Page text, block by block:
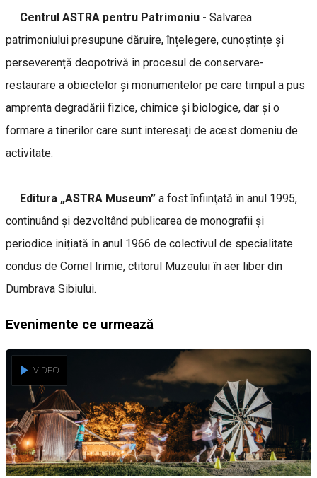
Centrul ASTRA pentru Patrimoniu - Salvarea
patrimoniului presupune dăruire, înțelegere, cunoștințe și
perseverență deopotrivă în procesul de conservare-
restaurare a obiectelor și monumentelor pe care timpul a pus
amprenta degradării fizice, chimice și biologice, dar și o
formare a tinerilor care sunt interesați de acest domeniu de
activitate.
Editura „ASTRA Museum” a fost înfiinţată în anul 1995,
continuând şi dezvoltând publicarea de monografii şi
periodice inițiată în anul 1966 de colectivul de specialitate
condus de Cornel Irimie, ctitorul Muzeului în aer liber din
Dumbrava Sibiului.
Evenimente ce urmează
VIDEO